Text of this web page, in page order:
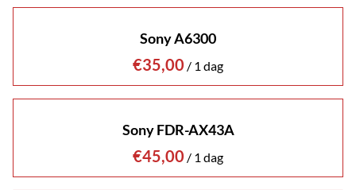
Sony A6300
/
Sony FDR-AX43A
/